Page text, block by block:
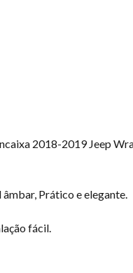
2018-2019 Jeep
Prático e elegante.
fácil.